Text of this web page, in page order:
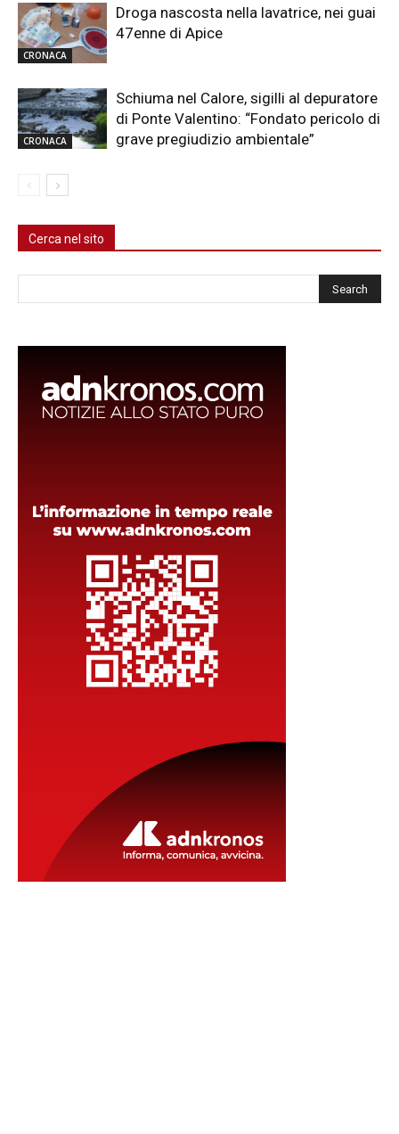
CRONACA
Droga nascosta nella lavatrice, nei guai
47enne di Apice
CRONACA
Schiuma nel Calore, sigilli al depuratore
di Ponte Valentino: “Fondato pericolo di
grave pregiudizio ambientale”
Cerca nel sito